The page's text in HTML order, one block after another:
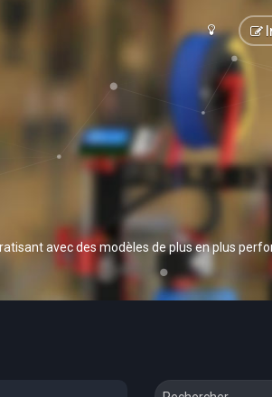
avec des modèles de plus en plus